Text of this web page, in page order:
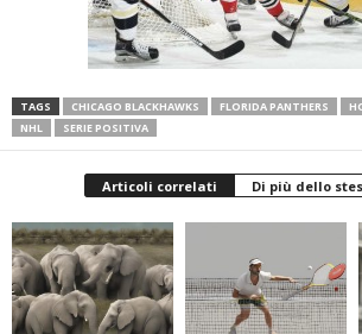
TAGS CHICAGO BLACKHAWKS FLORIDA PANTHERS
NHL
SERIE POSITIVA
Articoli correlati Di più dello